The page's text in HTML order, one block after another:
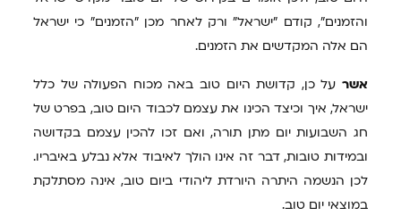
והזמנים", קודם "ישראל" ורק לאחר מכן "הזמנים" כי ישראל
הם אלה המקדשים את הזמנים.
אשר על כן, קדושת היום טוב באה מכוח הפעולה של כלל
ישראל, איך וכיצד הכינו את עצמם לכבוד היום טוב, בפרט של
חג השבועות יום מתן תורה, ואם זכו להכין עצמם בקדושה
ובמידות טובות, דבר זה אינו הולך לאיבוד אלא נבלע באיבריו.
לכן הנשמה היתרה היורדת ליהודי ביום טוב, אינה מסתלקת
במוצאי יום טוב.